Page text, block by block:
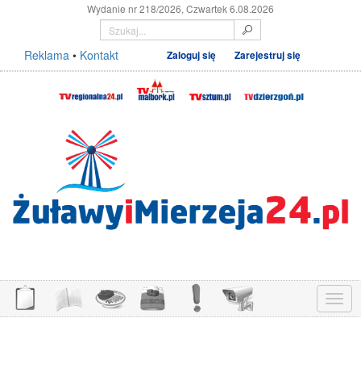
Wydanie nr 218/2026, Czwartek 6.08.2026
Reklama • Kontakt Zaloguj się Zarejestruj się
Menu